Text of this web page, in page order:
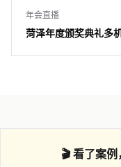
年会直播
菏泽年度颁奖典礼多
🎬 看了案